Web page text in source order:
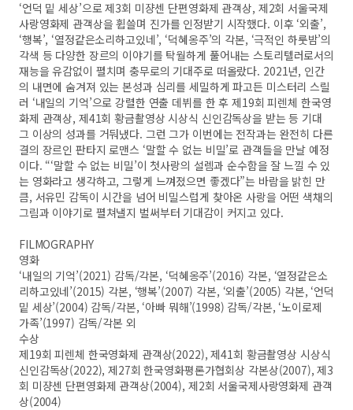
‘언덕 밑 세상’으로 제3회 미쟝센 단편영화제 관객상, 제2회 서울국제
사랑영화제 관객상을 휩쓸며 진가를 인정받기 시작했다. 이후 ‘외출’,
‘행복’, ‘열정같은소리하고있네’, ‘덕혜옹주’의 각본, ‘극적인 하룻밤’의
각색 등 다양한 장르의 이야기를 탁월하게 풀어내는 스토리텔러로서의
재능을 유감없이 펼치며 충무로의 기대주로 떠올랐다. 2021년, 인간
의 내면에 숨겨져 있는 본성과 심리를 세밀하게 파고든 미스터리 스릴
러 ‘내일의 기억’으로 강렬한 연출 데뷔를 한 후 제19회 피렌체 한국영
화제 관객상, 제41회 황금촬영상 시상식 신인감독상을 받는 등 기대
그 이상의 성과를 거둬냈다. 그런 그가 이번에는 전작과는 완전히 다른
결의 장르인 판타지 로맨스 ‘말할 수 없는 비밀’로 관객들을 만날 예정
이다. “‘말할 수 없는 비밀’이 첫사랑의 설렘과 순수함을 잘 느낄 수 있
는 영화라고 생각하고, 그렇게 느껴졌으면 좋겠다”는 바람을 밝힌 만
큼, 서유민 감독이 시간을 넘어 비밀스럽게 찾아온 사랑을 어떤 색채의
그림과 이야기로 펼쳐낼지 벌써부터 기대감이 커지고 있다.
FILMOGRAPHY
영화
‘내일의 기억’(2021) 감독/각본, ‘덕혜옹주’(2016) 각본, ‘열정같은소
리하고있네’(2015) 각본, ‘행복’(2007) 각본, ‘외출’(2005) 각본, ‘언덕
밑 세상’(2004) 감독/각본, ‘아빠 뭐해’(1998) 감독/각본, ‘노이로제
가족’(1997) 감독/각본 외
수상
제19회 피렌체 한국영화제 관객상(2022), 제41회 황금촬영상 시상식
신인감독상(2022), 제27회 한국영화평론가협회상 각본상(2007), 제3
회 미쟝센 단편영화제 관객상(2004), 제2회 서울국제사랑영화제 관객
상(2004)